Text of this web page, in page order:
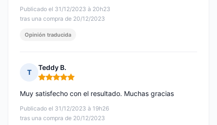
Publicado el 31/12/2023 à 20h23
tras una compra de 20/12/2023
Opinión traducida
T
Teddy B.
Nota: 5 de 5
Publicado el 31/12/2023 à 19h26
tras una compra de 20/12/2023
Muy satisfecho con el resultado. Muchas gracias